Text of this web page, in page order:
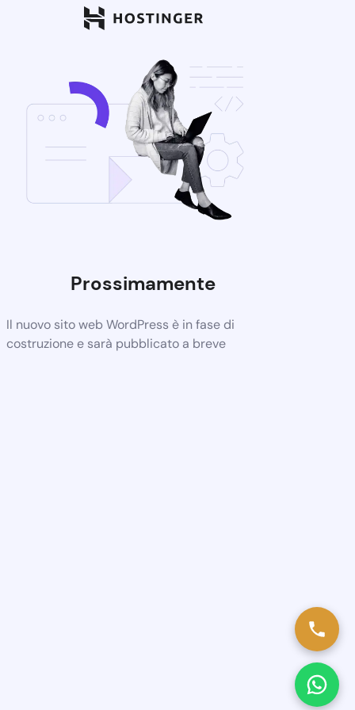
Prossimamente
Il nuovo sito web WordPress è in fase di
costruzione e sarà pubblicato a breve